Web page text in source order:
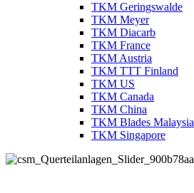
TKM Geringswalde
TKM Meyer
TKM Diacarb
TKM France
TKM Austria
TKM TTT Finland
TKM US
TKM Canada
TKM China
TKM Blades Malaysia
TKM Singapore